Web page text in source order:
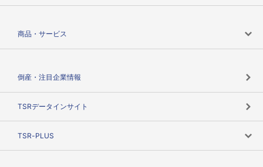
商品・サービス
倒産・注目企業情報
TSRデータインサイト
TSR-PLUS